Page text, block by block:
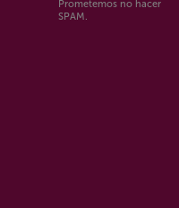
Prometemos no hacer
SPAM.